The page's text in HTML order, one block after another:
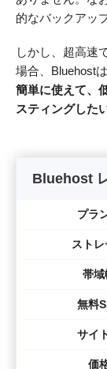
的なバックアッ
しかし、超高速
場合、Bluehost
簡単に使えて、
スティングした
Bluehost
プラ
スト
帯域
無料
サイ
価